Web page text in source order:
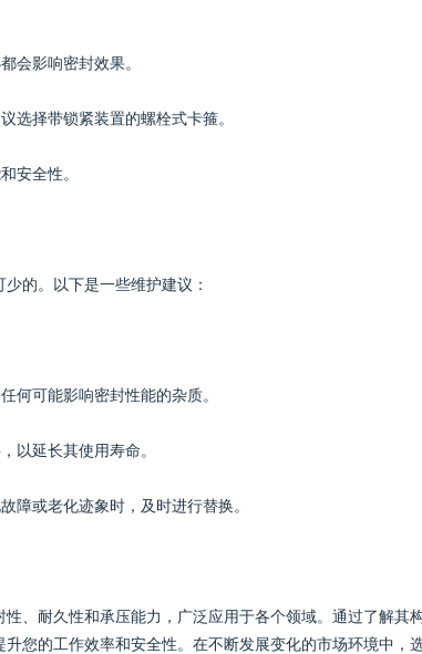
会影响密封效果。
选择带锁紧装置的螺栓式卡箍。
安全性。
的。以下是一些维护建议：
何可能影响密封性能的杂质。
以延长其使用寿命。
障或老化迹象时，及时进行替换。
、耐久性和承压能力，广泛应用于各个领域。通过了解其
您的工作效率和安全性。在不断发展变化的市场环境中，